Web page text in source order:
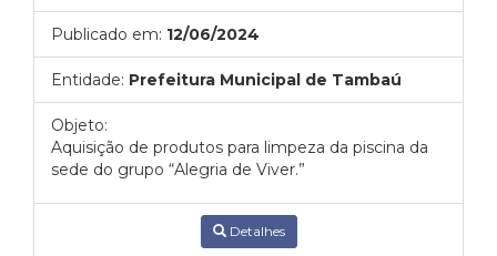
Publicado em: 12/06/2024
Entidade: Prefeitura Municipal de Tambaú
Objeto:
Aquisição de produtos para limpeza da piscina da
sede do grupo “Alegria de Viver.”
Detalhes